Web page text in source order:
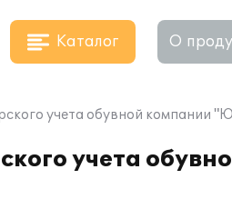
Каталог О
учета обувной компании
учета